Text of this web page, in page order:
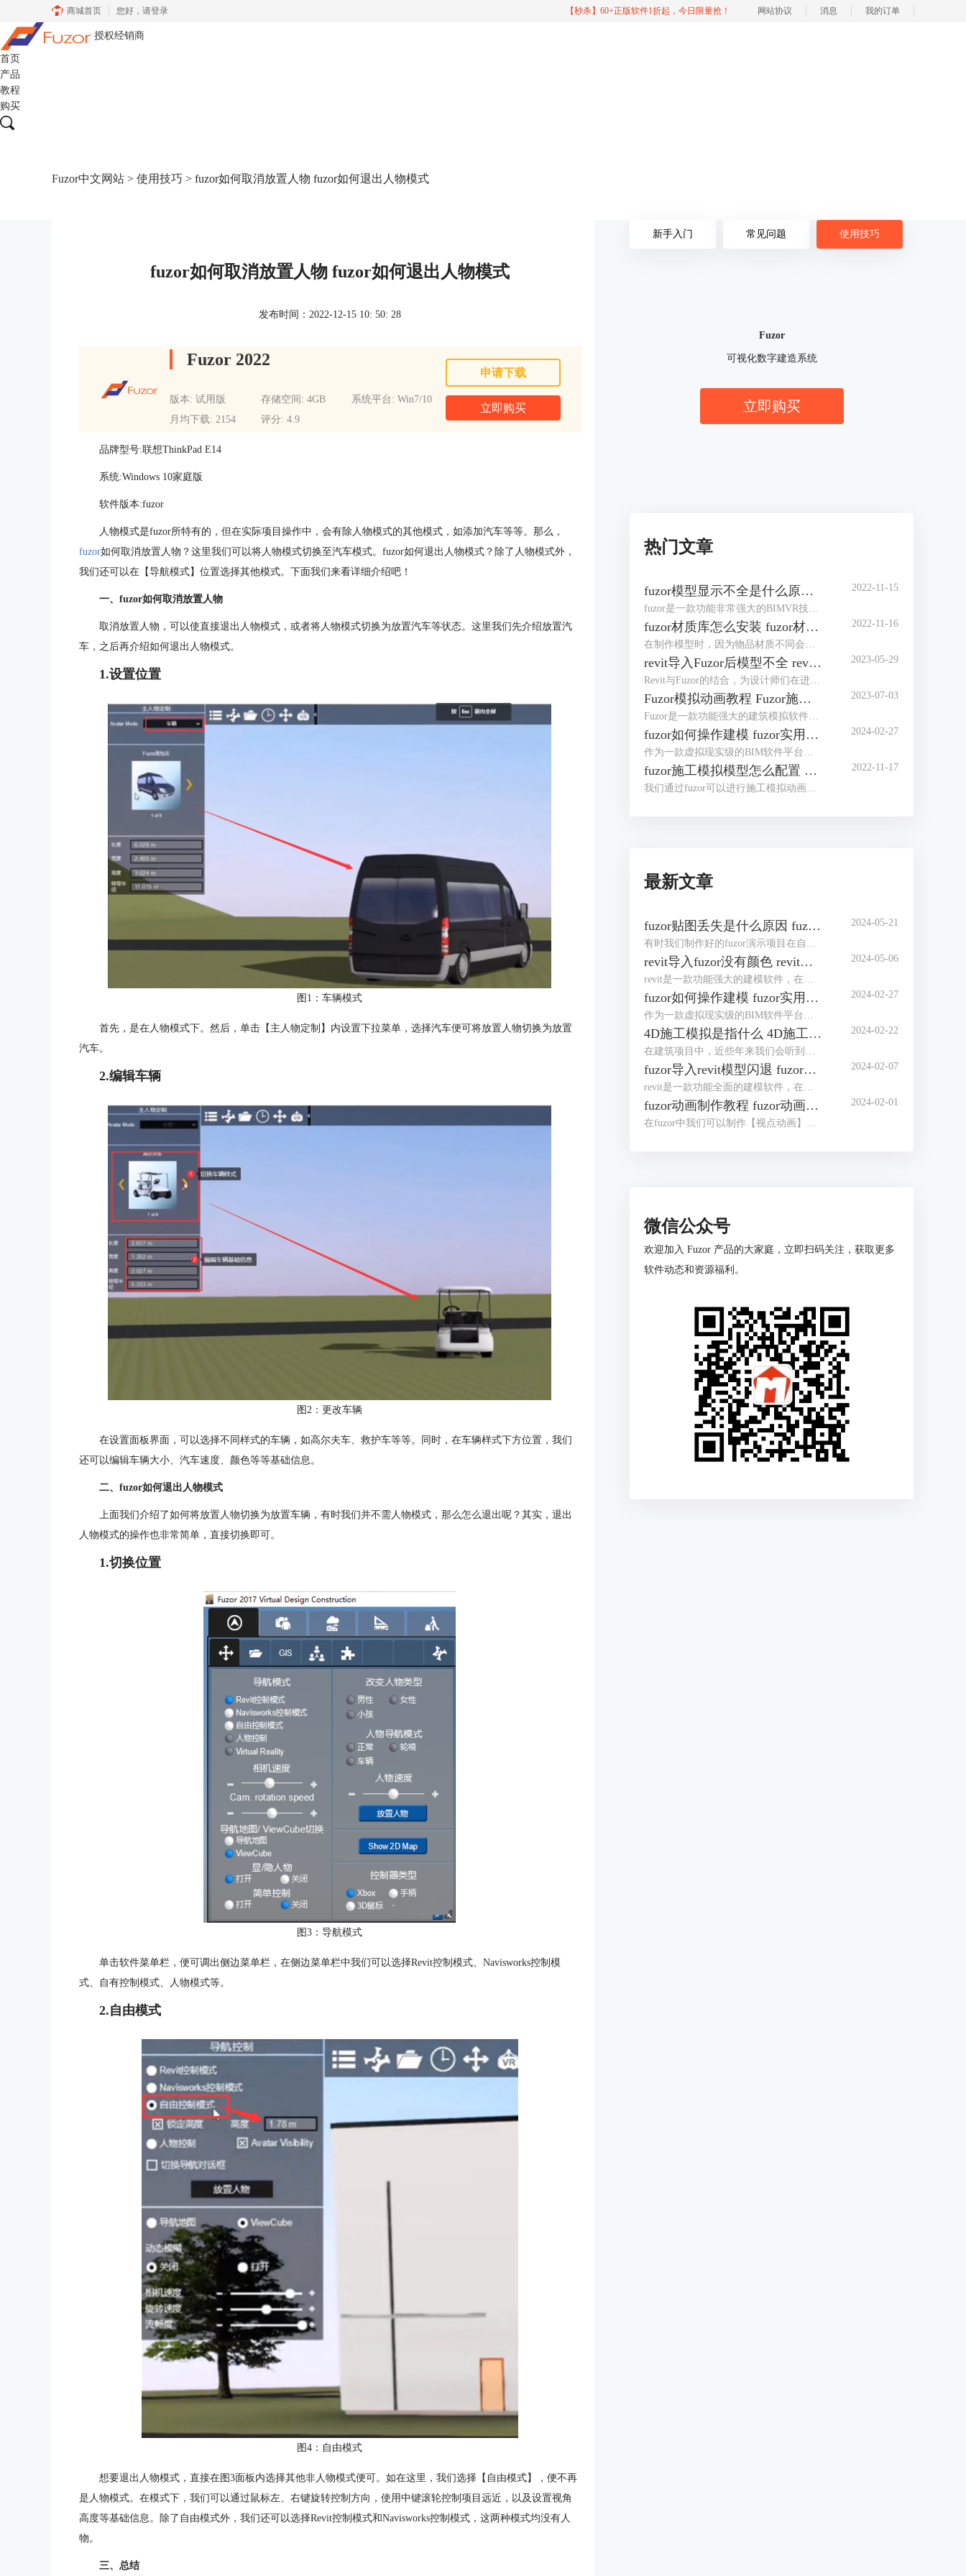
商城首页 您好， 请登录 【秒杀】60+正版软件1折起，今日限量抢！ 网站协议 消息 我的订单
授权经销商
首页
产品
教程
购买
Fuzor中文网站 > 使用技巧 > fuzor如何取消放置人物 fuzor如何退出人物模式
fuzor如何取消放置人物 fuzor如何退出人物模式
发布时间：2022-12-15 10: 50: 28
Fuzor 2022
版本: 试用版 存储空间: 4GB
系统平台: Win7/10
月均下载: 2154
评分: 4.9
申请下载
立即购买
品牌型号:联想ThinkPad E14
系统:Windows 10家庭版
软件版本:fuzor
人物模式是fuzor所特有的，但在实际项目操作中，会有除人物模式的其他模式，如添加汽车等等。那么，
fuzor如何取消放置人物？这里我们可以将人物模式切换至汽车模式。fuzor如何退出人物模式？除了人物模式外，
我们还可以在【导航模式】位置选择其他模式。下面我们来看详细介绍吧！
一、fuzor如何取消放置人物
取消放置人物，可以使直接退出人物模式，或者将人物模式切换为放置汽车等状态。这里我们先介绍放置汽
车，之后再介绍如何退出人物模式。
1.设置位置
图1：车辆模式
首先，是在人物模式下。然后，单击【主人物定制】内设置下拉菜单，选择汽车便可将放置人物切换为放置
汽车。
2.编辑车辆
图2：更改车辆
在设置面板界面，可以选择不同样式的车辆，如高尔夫车、救护车等等。同时，在车辆样式下方位置，我们
还可以编辑车辆大小、汽车速度、颜色等等基础信息。
二、fuzor如何退出人物模式
上面我们介绍了如何将放置人物切换为放置车辆，有时我们并不需人物模式，那么怎么退出呢？其实，退出
人物模式的操作也非常简单，直接切换即可。
1.切换位置
图3：导航模式
单击软件菜单栏，便可调出侧边菜单栏，在侧边菜单栏中我们可以选择Revit控制模式、Navisworks控制模
式、自有控制模式、人物模式等。
2.自由模式
图4：自由模式
想要退出人物模式，直接在图3面板内选择其他非人物模式便可。如在这里，我们选择【自由模式】，便不再
是人物模式。在模式下，我们可以通过鼠标左、右键旋转控制方向，使用中键滚轮控制项目远近，以及设置视角
高度等基础信息。除了自由模式外，我们还可以选择Revit控制模式和Navisworks控制模式，这两种模式均没有人
物。
三、总结
新手入门 常见问题 使用技巧
Fuzor
可视化数字建造系统
立即购买
热门文章
fuzor模型显示不全是什么原因 fuzor模型显示设置
fuzor是一款功能非常强大的BIMVR技术和4D施工模拟技术为一体的综合性平台级工具，使用过程中我们可以将Revit模型同步到fuzor。但有时fuzor模型显示不全是什么原因？这里我们将提供几种解决方案，大家可以根据自己实际情况来设置。除此之外，我们还可以对fuzor模型显示设置进行编辑，以调整出理想的模型效果。下面来看详细介绍吧！
2022-11-15
fuzor材质库怎么安装 fuzor材质库怎么使用
在制作模型时，因为物品材质不同会产生不同效果。但是安装fuzor后，发现软件自带的材质并不是很多，那么fuzor材质库怎么安装？我们可以将下载好的材质库导入fuzor。fuzor材质库怎么使用？有了材质库，使用便非常简单了，除了直接使用材质外，我们还可以对材质进行编辑。下面我们来看详细介绍吧！
2022-11-16
revit导入Fuzor后模型不全 revit导入Fuzor后模型不全怎么办
Revit与Fuzor的结合，为设计师们在进行建筑设计与模型演示时带来了无尽可能性。然而，在Revit向Fuzor导入模型的过程中，有时可能会出现模型不全的情况。本文将详细阐述revit导入Fuzor后模型不全的问题原因，并提供有效的解决办法。
2023-05-29
Fuzor模拟动画教程 Fuzor施工模拟动画如何导出
Fuzor是一款功能强大的建筑模拟软件，它不仅可以帮助设计师创建逼真的建筑模型，还可以制作出令人惊叹的模拟动画。本文将为您提供Fuzor模拟动画的详细教程，让您了解如何利用Fuzor创建出精彩的施工模拟动画。
2023-07-03
fuzor如何操作建模 fuzor实用技巧介绍
作为一款虚拟现实级的BIM软件平台，fuzor功能非常强大，同时fuzor还是一款首次将多人游戏引擎技术引入建筑工程行业的工具。既然是被应用于建筑工程行业，操作建模自然是必不可少的，对于fuzor如何操作建模，这里我们将介绍三种模式。下面我们来看fuzor实用技巧介绍吧！
2024-02-27
fuzor施工模拟模型怎么配置 有哪些注意的点
我们通过fuzor可以进行施工模拟动画，在制作动画过程中需要用到许多机械模型，一个个去配置机械模型动作非常繁琐，在fuzor中我们完成一个机械模型后便可通过复制的方式来将动作应用至同类型的机械模型中。下面我们来看fuzor施工模拟模型怎么配置，以及有哪些注意的点吧！
2022-11-17
最新文章
fuzor贴图丢失是什么原因 fuzor贴图丢失怎么办
有时我们制作好的fuzor演示项目在自己电脑上非常完整，在公共设备上演示时却出现了贴图丢失的状况。fuzor贴图丢失是什么原因？贴图丢失有多种原因，有可能是材质库的原因，也有可能是材质库保存路径的问题。fuzor贴图丢失怎么办？我们可以针对贴图丢失的原因进行修复，也可以将fuzor导出为exe文件，或制作人物漫游动画。下面我们来看详细介绍吧！
2024-05-21
revit导入fuzor没有颜色 revit导入fuzor后模型不全怎么办
revit是一款功能强大的建模软件，在多个行业被应用广泛。fuzor是一款融合了BIMVR技术和4D施工模拟技术的综合性平台级工具，使用时我们可以将revit中创建的模型导入fuzor中，如果revit导入fuzor没有颜色，很大概率是保存建模时导出了白模。revit导入fuzor后模型不全怎么办？这主要是由于材质库和视觉样式造成的。下面我们来看详细介绍吧！
2024-05-06
fuzor如何操作建模 fuzor实用技巧介绍
作为一款虚拟现实级的BIM软件平台，fuzor功能非常强大，同时fuzor还是一款首次将多人游戏引擎技术引入建筑工程行业的工具。既然是被应用于建筑工程行业，操作建模自然是必不可少的，对于fuzor如何操作建模，这里我们将介绍三种模式。下面我们来看fuzor实用技巧介绍吧！
2024-02-27
4D施工模拟是指什么 4D施工模拟用什么软件
在建筑项目中，近些年来我们会听到是否有4D施工模拟的展示。4D施工模拟是指什么？通俗得讲是我们使用3D虚拟与现实软件，将整个建筑项目的流程通过软件展示出来。4D施工模拟用什么软件？关于4D施工模拟的制作，我们可以使用3D虚拟与现实软件。下面我们来看详细介绍吧！
2024-02-22
fuzor导入revit模型闪退 fuzor导入revit模型错位怎么办
revit是一款功能全面的建模软件，在我们使用fuzor对模型进行渲染时，需要将revit模型导入fuzor。但发现fuzor导入revit模型闪退，模型闪退可能与显卡不匹配有关。fuzor导入revit模型错位怎么办？对于导入revit模型错位的问题，我们可以先查看revit中错位的参数，然后再在fuzor中进行调整。下面我们来看详细介绍吧！
2024-02-07
fuzor动画制作教程 fuzor动画怎么导出来
在fuzor中我们可以制作【视点动画】和【人物漫游动画】，视点动画是像电影一样展示模型，人物漫游动画是以人物的视角展示模型。这两种动画的制作过程完全不同，视点动画的制作和制作施工模拟动画的操作相似，人物漫游动画的制作更像是一种视频的录制。下面我们来看fuzor动画制作教程，以及fuzor动画怎么导出来吧！
2024-02-01
微信公众号
欢迎加入 Fuzor 产品的大家庭，立即扫码关注，获取更多
软件动态和资源福利。